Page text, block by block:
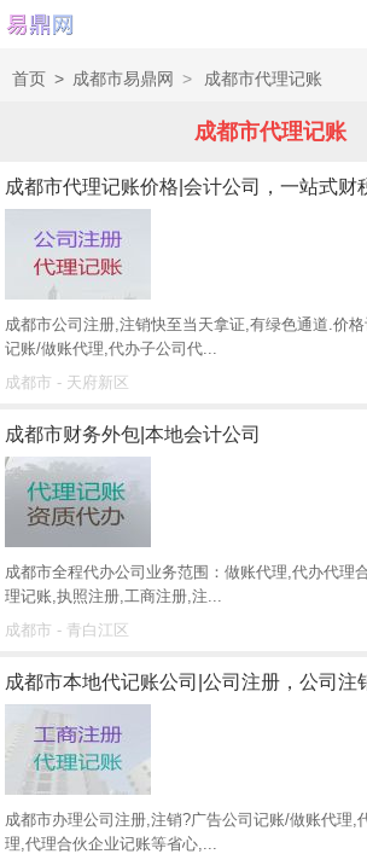
首页 > 成都市易鼎网 > 成都市代理记账
成都市代理记账
成都市代理记账价格|会计公司，一站式财
成都市公司注册,注销快至当天拿证,有绿色通道.价
记账/做账代理,代办子公司代...
成都市 - 天府新区
成都市财务外包|本地会计公司
成都市全程代办公司业务范围：做账代理,代办代理
理记账,执照注册,工商注册,注...
成都市 - 青白江区
成都市本地代记账公司|公司注册，公司注
成都市办理公司注册,注销?广告公司记账/做账代理,
理,代理合伙企业记账等省心,...